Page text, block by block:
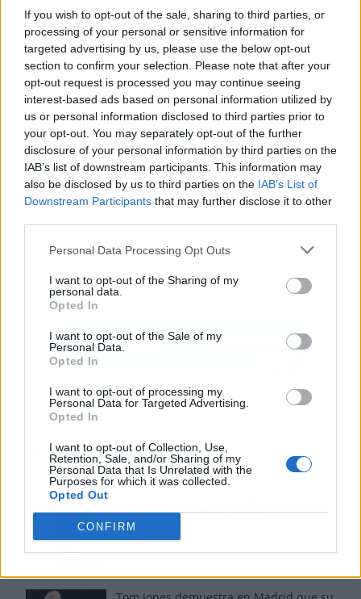
If you wish to opt-out of the sale, sharing to third parties, or
processing of your personal or sensitive information for
targeted advertising by us, please use the below opt-out
section to confirm your selection. Please note that after your
opt-out request is processed you may continue seeing
interest-based ads based on personal information utilized by
us or personal information disclosed to third parties prior to
your opt-out. You may separately opt-out of the further
disclosure of your personal information by third parties on the
IAB’s list of downstream participants. This information may
also be disclosed by us to third parties on the IAB’s List of
Downstream Participants that may further disclose it to other
Personal Data Processing Opt Outs
I want to opt-out of the Sharing of my
personal data.
Opted In
I want to opt-out of the Sale of my
Personal Data.
Opted In
I want to opt-out of processing my
Personal Data for Targeted Advertising.
Opted In
I want to opt-out of Collection, Use,
Retention, Sale, and/or Sharing of my
Personal Data that Is Unrelated with the
Purposes for which it was collected.
Opted Out
CONFIRM
Publicidad
Los más vistos
ordenados de mejor a peor